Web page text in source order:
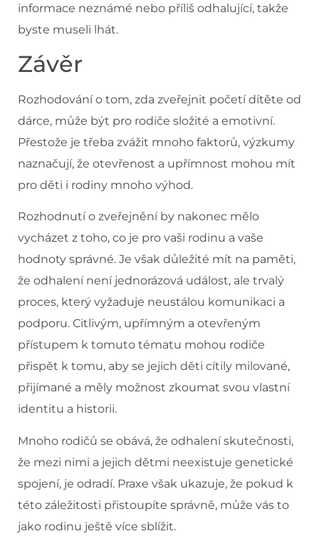
informace neznámé nebo příliš odhalující, takže
byste museli lhát.
Závěr
Rozhodování o tom, zda zveřejnit početí dítěte od
dárce, může být pro rodiče složité a emotivní.
Přestože je třeba zvážit mnoho faktorů, výzkumy
naznačují, že otevřenost a upřímnost mohou mít
pro děti i rodiny mnoho výhod.
Rozhodnutí o zveřejnění by nakonec mělo
vycházet z toho, co je pro vaši rodinu a vaše
hodnoty správné. Je však důležité mít na paměti,
že odhalení není jednorázová událost, ale trvalý
proces, který vyžaduje neustálou komunikaci a
podporu. Citlivým, upřímným a otevřeným
přístupem k tomuto tématu mohou rodiče
přispět k tomu, aby se jejich děti cítily milované,
přijímané a měly možnost zkoumat svou vlastní
identitu a historii.
Mnoho rodičů se obává, že odhalení skutečnosti,
že mezi nimi a jejich dětmi neexistuje genetické
spojení, je odradí. Praxe však ukazuje, že pokud k
této záležitosti přistoupíte správně, může vás to
jako rodinu ještě více sblížit.